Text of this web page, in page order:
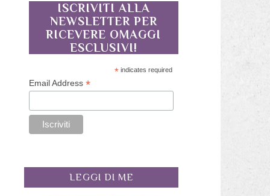
ISCRIVITI ALLA
NEWSLETTER PER
RICEVERE OMAGGI
ESCLUSIVI!
* indicates required
Email Address *
LEGGI DI ME